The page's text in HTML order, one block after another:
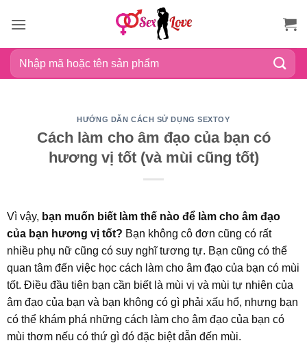
qua
dung
Tìm
kiếm:
HƯỚNG DẪN CÁCH SỬ DỤNG SEXTOY
Cách làm cho âm đạo của bạn có
hương vị tốt (và mùi cũng tốt)
Vì vậy, bạn muốn biết làm thế nào để làm cho âm đạo
của bạn hương vị tốt? Bạn không cô đơn cũng có rất
nhiều phụ nữ cũng có suy nghĩ tương tự. Bạn cũng có thể
quan tâm đến việc học cách làm cho âm đạo của bạn có mùi
tốt. Điều đầu tiên bạn cần biết là mùi vị và mùi tự nhiên của
âm đạo của bạn và bạn không có gì phải xấu hổ, nhưng bạn
có thể khám phá những cách làm cho âm đạo của bạn có
mùi thơm nếu có thứ gì đó đặc biệt dẫn đến mùi.